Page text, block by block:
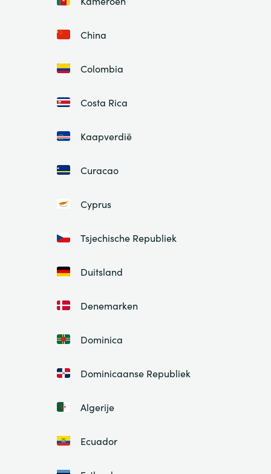
China
Colombia
Costa Rica
Kaapverdië
Curacao
Cyprus
Tsjechische Republiek
Duitsland
Denemarken
Dominica
Dominicaanse Republiek
Algerije
Ecuador